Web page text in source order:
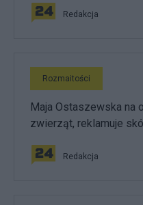
Redakcja
Rozmaitości
Maja Ostaszewska na
zwierząt, reklamuje
Redakcja